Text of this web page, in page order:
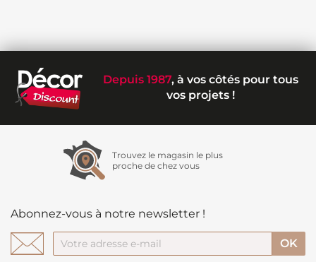
Depuis 1987, à vos côtés pour tous
vos projets !
Trouvez le magasin le plus
proche de chez vous
Abonnez-vous à notre newsletter !